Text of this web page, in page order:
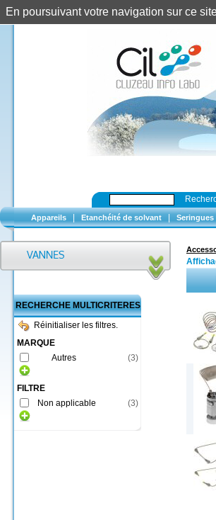
Appareils Etanchéité de solvant Seringues
RECHERCHE MULTICRITERES
Réinitialiser les filtres.
MARQUE
Autres
(3)
FILTRE
Non applicable
(3)
En poursuivant votre navigation sur ce